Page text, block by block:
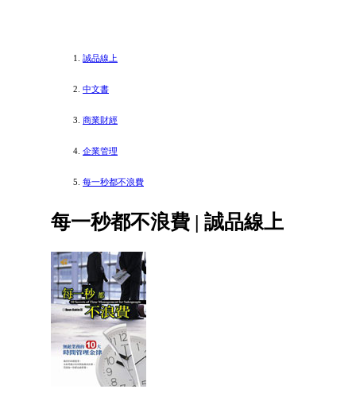
誠品線上
中文書
商業財經
企業管理
每一秒都不浪費
每一秒都不浪費 | 誠品線上